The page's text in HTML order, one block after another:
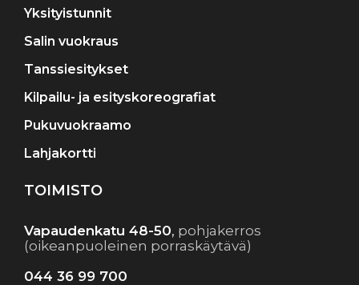
Yksityistunnit
Salin vuokraus
Tanssiesitykset
Kilpailu- ja esityskoreografiat
Pukuvuokraamo
Lahjakortti
TOIMISTO
Vapaudenkatu 48-50, pohjakerros
(oikeanpuoleinen porraskäytävä)
044 36 99 700